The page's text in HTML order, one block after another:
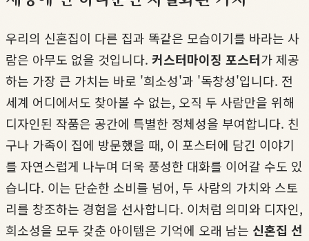
우리의 신혼집이 다른 집과 똑같은 모습이기를 바라는 사
람은 아무도 없을 것입니다. 커스터마이징 포스터가 제공
하는 가장 큰 가치는 바로 '희소성'과 '독창성'입니다. 전
세계 어디에서도 찾아볼 수 없는, 오직 두 사람만을 위해
디자인된 작품은 공간에 특별한 정체성을 부여합니다. 친
구나 가족이 집에 방문했을 때, 이 포스터에 담긴 이야기
를 자연스럽게 나누며 더욱 풍성한 대화를 이어갈 수도 있
습니다. 이는 단순한 소비를 넘어, 두 사람의 가치와 스토
리를 창조하는 경험을 선사합니다. 이처럼 의미와 디자인,
희소성을 모두 갖춘 아이템은 기억에 오래 남는 신혼집 선